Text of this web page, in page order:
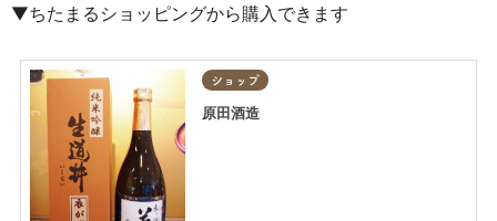
▼ちたまるショッピングから購入できます
ショップ
原田酒造